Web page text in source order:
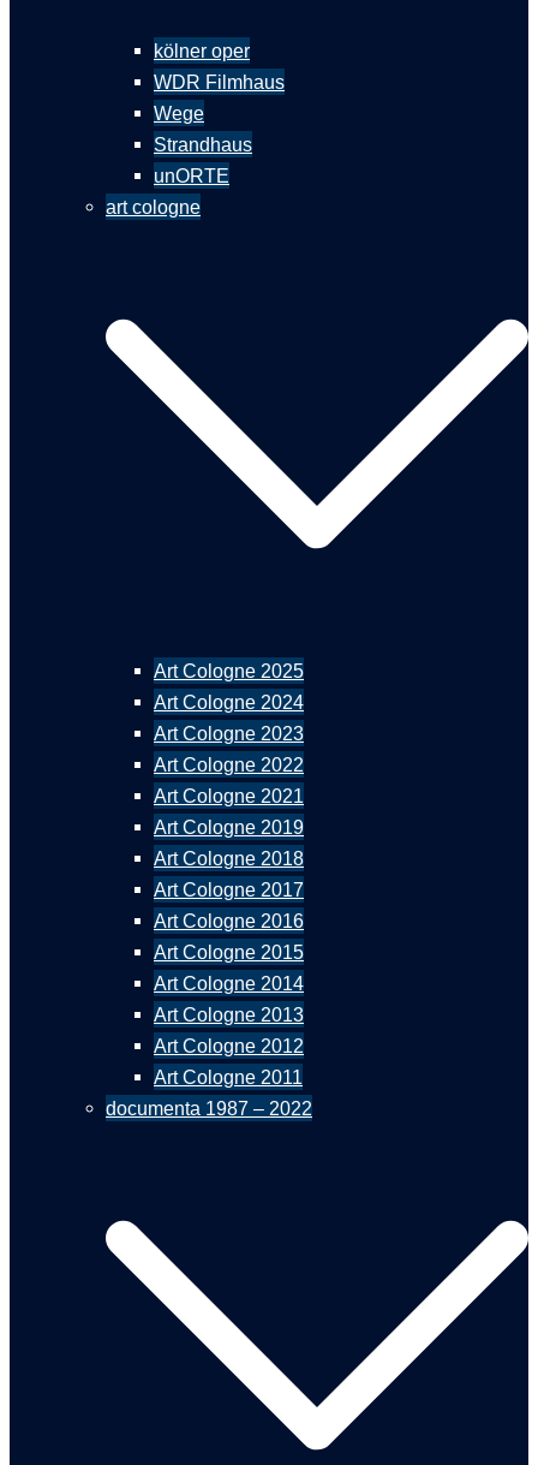
kölner oper
WDR Filmhaus
Wege
Strandhaus
unORTE
art cologne
Art Cologne 2025
Art Cologne 2024
Art Cologne 2023
Art Cologne 2022
Art Cologne 2021
Art Cologne 2019
Art Cologne 2018
Art Cologne 2017
Art Cologne 2016
Art Cologne 2015
Art Cologne 2014
Art Cologne 2013
Art Cologne 2012
Art Cologne 2011
documenta 1987 – 2022